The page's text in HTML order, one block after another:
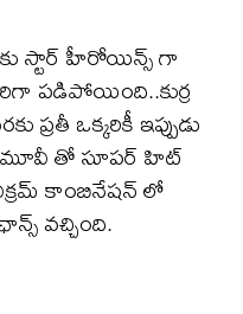
స్టార్ హీరోయిన్స్ గా
పడిపోయింది..కుర్ర
ప్రతీ ఒక్కరికీ ఇప్పుడు
తో సూపర్ హిట్
కాంబినేషన్ లో
వచ్చింది.